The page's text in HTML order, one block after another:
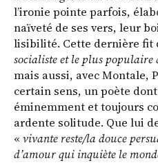
l’ironie pointe parfois,
naïveté de ses vers, leur
lisibilité. Cette dernière fit
socialiste et le plus populaire
mais aussi, avec Montale,
certain sens, un poète
éminemment et toujours
ardente solitude. Que lui
« vivante reste/la douce
d’amour qui inquiète le